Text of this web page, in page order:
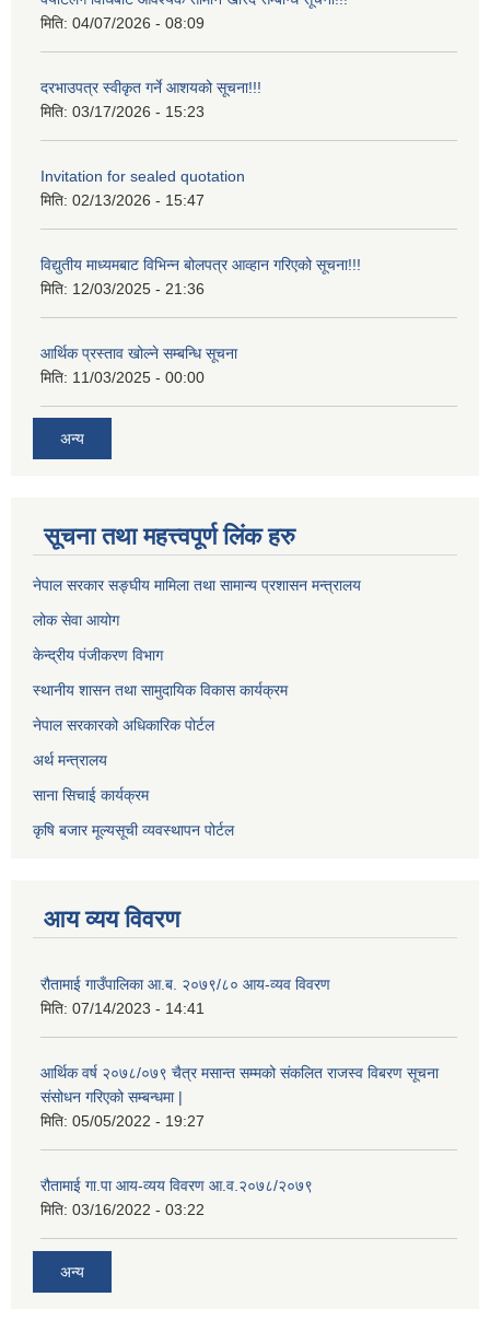
मिति: 04/07/2026 - 08:09
दरभाउपत्र स्वीकृत गर्ने आशयको सूचना!!!
मिति: 03/17/2026 - 15:23
Invitation for sealed quotation
मिति: 02/13/2026 - 15:47
विद्युतीय माध्यमबाट विभिन्न बोलपत्र आव्हान गरिएको सूचना!!!
मिति: 12/03/2025 - 21:36
आर्थिक प्रस्ताव खोल्ने सम्बन्धि सूचना
मिति: 11/03/2025 - 00:00
अन्य
सूचना तथा महत्त्वपूर्ण लिंक हरु
नेपाल सरकार सङ्घीय मामिला तथा सामान्य प्रशासन मन्त्रालय
लोक सेवा आयोग
केन्द्रीय पंजीकरण विभाग
स्थानीय शासन तथा सामुदायिक विकास कार्यक्रम
नेपाल सरकारको अधिकारिक पोर्टल
अर्थ मन्त्रालय
साना सिचाई कार्यक्रम
कृषि बजार मूल्यसूची व्यवस्थापन पोर्टल
आय व्यय विवरण
रौतामाई गाउँपालिका आ.ब. २०७९/८० आय-व्यव विवरण
मिति: 07/14/2023 - 14:41
आर्थिक वर्ष २०७८/०७९ चैत्र मसान्त सम्मको संकलित राजस्व विबरण सूचना
संसोधन गरिएको सम्बन्धमा |
मिति: 05/05/2022 - 19:27
रौतामाई गा.पा आय-व्यय विवरण आ.व.२०७८/२०७९
मिति: 03/16/2022 - 03:22
अन्य